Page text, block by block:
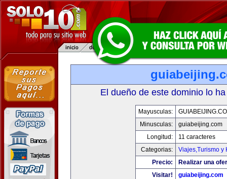
El dueño de este dominio lo
Mayusculas:
Minusculas:
guiabeijing.com
Longitud:
11 caracteres
Categorias:
Viajes,Turismo y
Precio:
Realizar una
Visitar!
guiabeijing.com